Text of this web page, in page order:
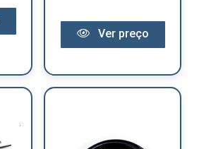
Ver preço